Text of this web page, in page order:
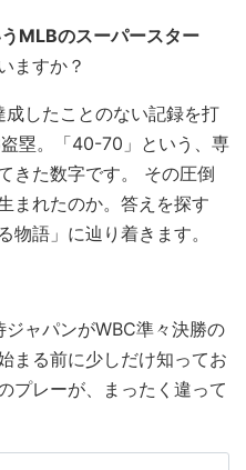
MLBのスーパースター
ますか？
したことのない記録を打
塁。「40-70」という、専
きた数字です。 その圧倒
まれたのか。答えを探す
物語」に辿り着きます。
ジャパンがWBC準々決勝の
まる前に少しだけ知ってお
プレーが、まったく違って